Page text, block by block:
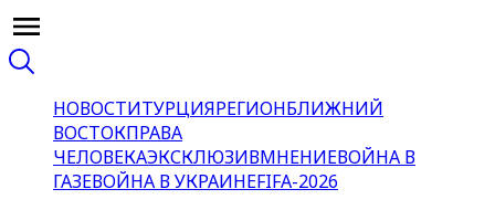
НОВОСТИТУРЦИЯРЕГИОНБЛИЖНИЙ
ВОСТОКПРАВА
ЧЕЛОВЕКАЭКСКЛЮЗИВМНЕНИЕВОЙНА В
ГАЗЕВОЙНА В УКРАИНЕFIFA-2026